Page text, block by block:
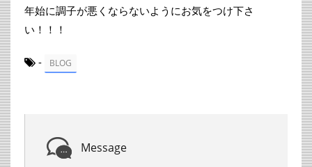
年始に調子が悪くならないようにお気をつけ下さ
い！！！
- BLOG
Message